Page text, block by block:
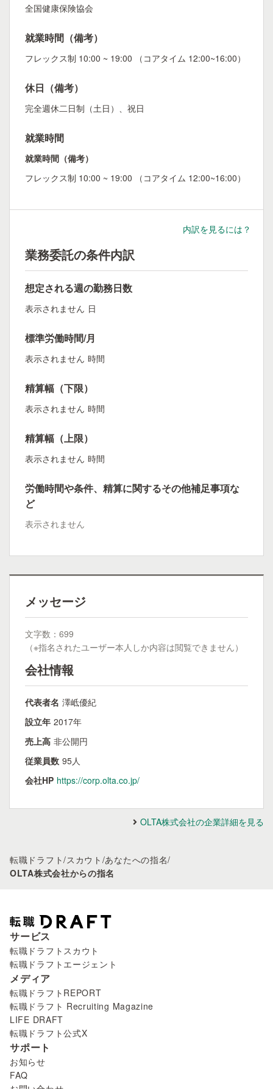
全国健康保険協会
就業時間（備考）
フレックス制 10:00 ~ 19:00 （コアタイム 12:00~16:00）
休日（備考）
完全週休二日制（土日）、祝日
就業時間
就業時間（備考）
フレックス制 10:00 ~ 19:00 （コアタイム 12:00~16:00）
内訳を見るには？
業務委託の条件内訳
想定される週の勤務日数
表示されません 日
標準労働時間/月
表示されません 時間
精算幅（下限）
表示されません 時間
精算幅（上限）
表示されません 時間
労働時間や条件、精算に関するその他補足事項な
ど
表示されません
メッセージ
文字数：699
（※指名されたユーザー本人しか内容は閲覧できません）
会社情報
代表者名 澤岻優紀
設立年 2017年
売上高 非公開円
従業員数 95人
会社HP https://corp.olta.co.jp/
OLTA株式会社の企業詳細を見る
転職ドラフト/スカウト /あなたへの指名/
OLTA株式会社からの指名
サービス
転職ドラフトスカウト
転職ドラフトエージェント
メディア
転職ドラフトREPORT
転職ドラフト Recruiting Magazine
LIFE DRAFT
転職ドラフト公式X
サポート
お知らせ
FAQ